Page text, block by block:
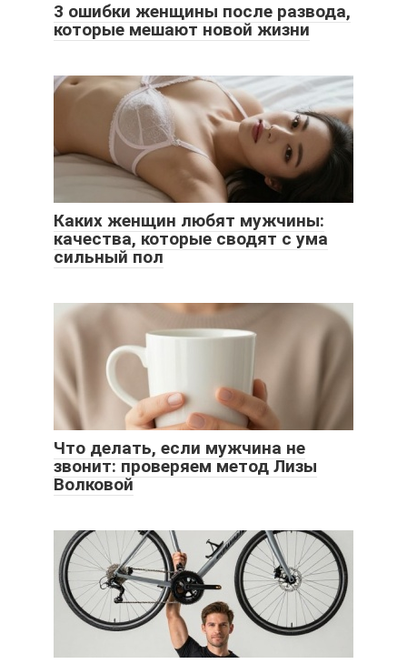
3 ошибки женщины после развода,
которые мешают новой жизни
Каких женщин любят мужчины:
качества, которые сводят с ума
сильный пол
Что делать, если мужчина не
звонит: проверяем метод Лизы
Волковой